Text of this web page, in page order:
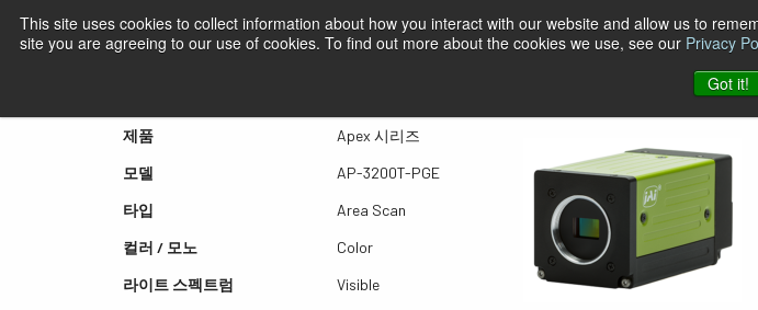
This site uses cookies to collect information about how you interact with our website and allow us to
site you are agreeing to our use of cookies. To find out more about the cookies we use, see our Privacy
Got it!
퀵뷰 AP-3200T-PGE
제품
Apex 시리즈
모델
AP-3200T-PGE
타입
Area Scan
컬러 / 모노
Color
라이트 스펙트럼
Visible